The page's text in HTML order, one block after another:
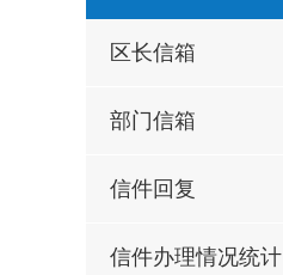
区长信箱
部门信箱
信件回复
信件办理情况统计